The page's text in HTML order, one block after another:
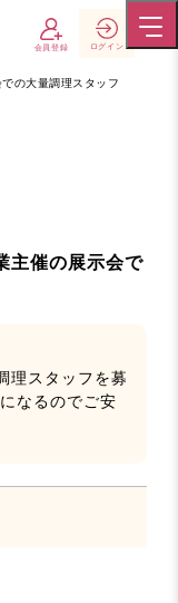
会員登録 ログイン
の大量調理スタッフ
主催の展示会で
理スタッフを募
なるのでご安